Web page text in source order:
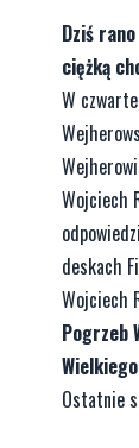
Dziś
ciężką
W
Wojciech
deskach
Wojciech
Pogrzeb
Ostatnie